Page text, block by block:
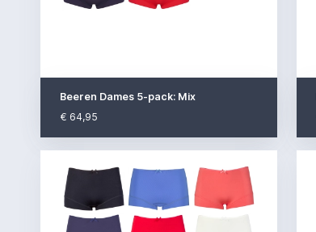
Beeren Dames 5-pack: Mix
€ 64,95